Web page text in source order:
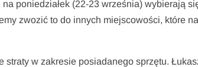
poniedziałek (22-23 września) wybierają
zwozić to do innych miejscowości, które
w zakresie posiadanego sprzętu.